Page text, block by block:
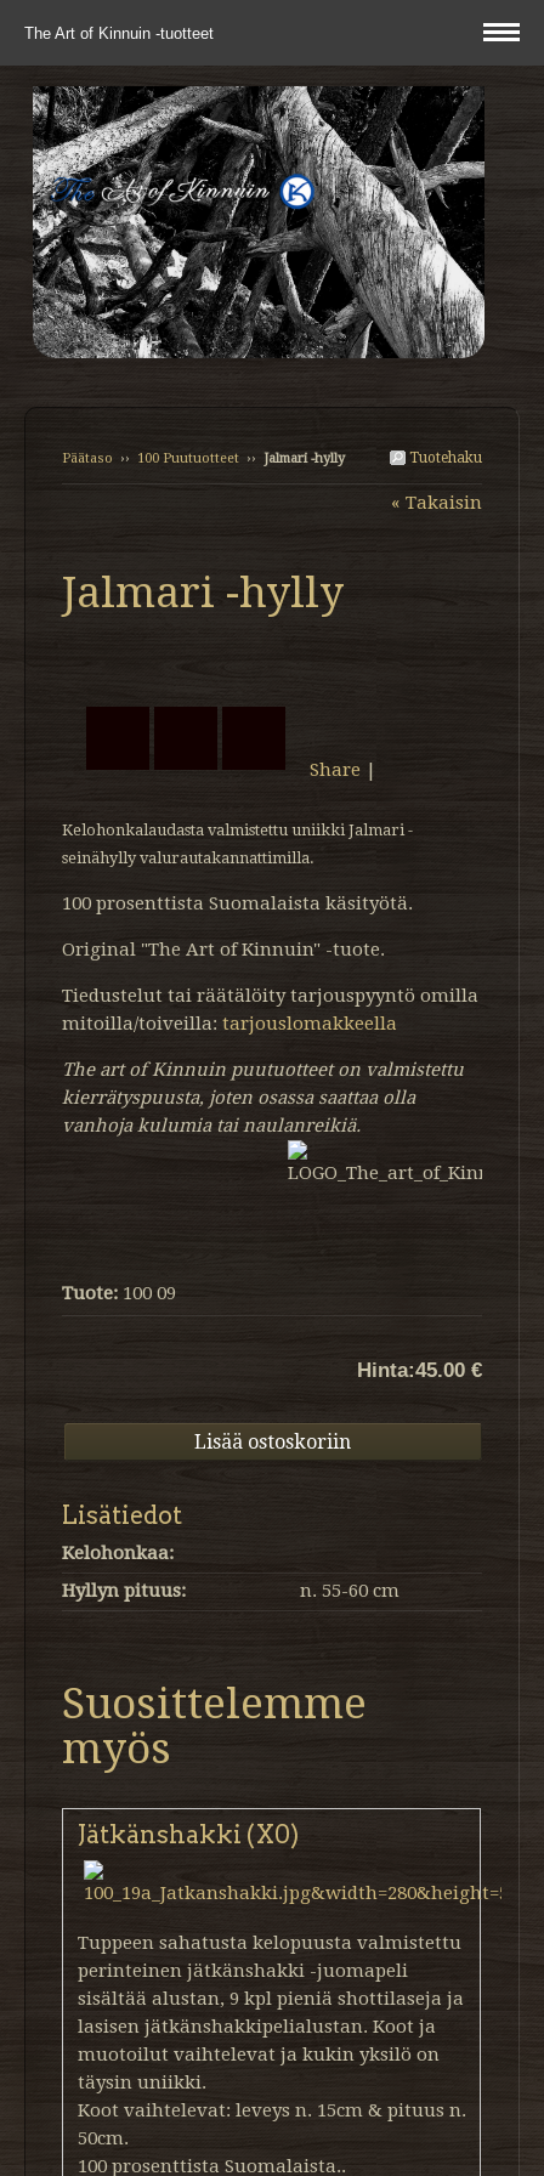
The Art of Kinnuin -tuotteet
Tuotehaku
Päätaso ›› 100 Puutuotteet ›› Jalmari -hylly
« Takaisin
Jalmari -hylly
Share |
Kelohonkalaudasta valmistettu uniikki Jalmari -
seinähylly valurautakannattimilla.
100 prosenttista Suomalaista käsityötä.
Original "The Art of Kinnuin" -tuote.
Tiedustelut tai räätälöity tarjouspyyntö omilla
mitoilla/toiveilla: tarjouslomakkeella
The art of Kinnuin puutuotteet on valmistettu
kierrätyspuusta, joten osassa saattaa olla
vanhoja kulumia tai naulanreikiä.
Tuote: 100 09
Hinta:45.00 €
Lisätiedot
Kelohonkaa:
Hyllyn pituus:
n. 55-60 cm
Suosittelemme
myös
Jätkänshakki (X0)
Tuppeen sahatusta kelopuusta valmistettu
perinteinen jätkänshakki -juomapeli
sisältää alustan, 9 kpl pieniä shottilaseja ja
lasisen jätkänshakkipelialustan. Koot ja
muotoilut vaihtelevat ja kukin yksilö on
täysin uniikki.
Koot vaihtelevat: leveys n. 15cm & pituus n.
50cm.
100 prosenttista Suomalaista..